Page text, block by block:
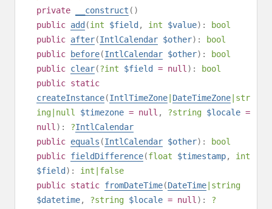
private
__construct ()
public add (int $field , int $value):
bool
public after(IntlCalendar $other):
bool
public
before(IntlCalendar $other):
bool
public clear(?int $field = null ):
bool
public static
createInstance(IntlTimeZone DateTimeZone str
ing null $timezone = null , ?string $locale =
null ): ?IntlCalendar
public equals (IntlCalendar $other):
bool
public fieldDifference(float $timestamp, int
$field ): int
false
public static fromDateTime(DateTime string
$datetime, ?string $locale = null ): ?